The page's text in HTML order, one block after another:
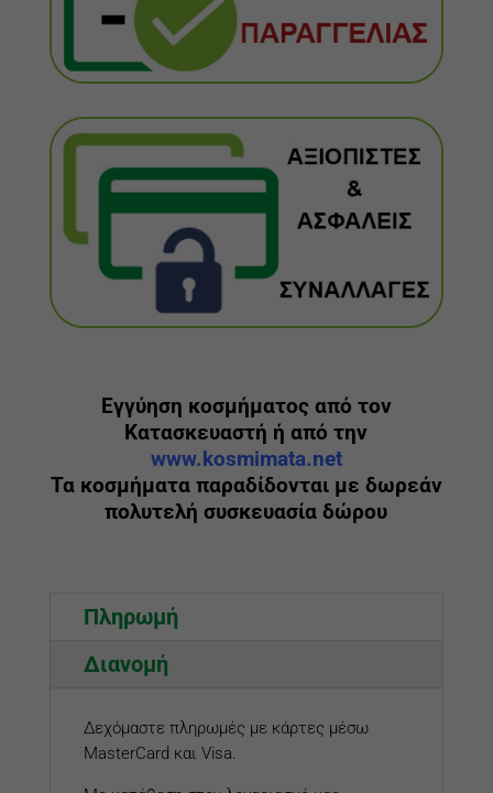
Εγγύηση κοσμήματος από τον
Κατασκευαστή ή από την
www.kosmimata.net
Τα κοσμήματα παραδίδονται με δωρεάν
πολυτελή συσκευασία δώρου
Πληρωμή
Διανομή
Δεχόμαστε πληρωμές με κάρτες μέσω
MasterCard και Visa.